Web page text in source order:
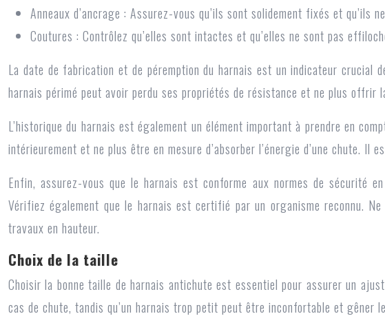
Anneaux d’ancrage : Assurez-vous qu’ils sont solidement fixés et qu’ils
Coutures : Contrôlez qu’elles sont intactes et qu’elles ne sont pas
La date de fabrication et de péremption du harnais est un indicateur crucial
harnais périmé peut avoir perdu ses propriétés de résistance et ne plus offrir
L’historique du harnais est également un élément important à prendre en
intérieurement et ne plus être en mesure d’absorber l’énergie d’une chute.
Enfin, assurez-vous que le harnais est conforme aux normes de sécurité
Vérifiez également que le harnais est certifié par un organisme reconnu.
travaux en hauteur.
Choix de la taille
Choisir la bonne taille de harnais antichute est essentiel pour assurer un
cas de chute, tandis qu’un harnais trop petit peut être inconfortable et